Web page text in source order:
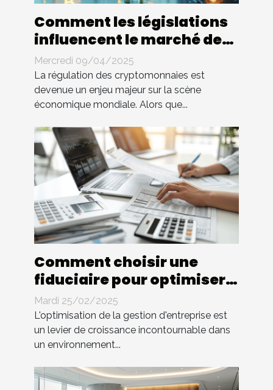
Comment les législations
influencent le marché des
cryptomonnaies
Mercredi 09/04/2025
La régulation des cryptomonnaies est
devenue un enjeu majeur sur la scène
économique mondiale. Alors que...
Comment choisir une
fiduciaire pour optimiser
la gestion d'entreprise
Mardi 25/02/2025
L'optimisation de la gestion d'entreprise est
un levier de croissance incontournable dans
un environnement...